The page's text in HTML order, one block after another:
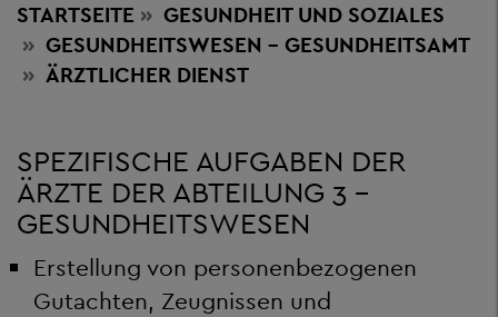
STARTSEITE GESUNDHEIT UND SOZIALES
GESUNDHEITSWESEN - GESUNDHEITSAMT
ÄRZTLICHER DIENST
SPEZIFISCHE AUFGABEN DER
ÄRZTE DER ABTEILUNG 3 –
GESUNDHEITSWESEN
Erstellung von personenbezogenen
Gutachten, Zeugnissen und